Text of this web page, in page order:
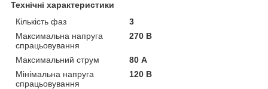
Технічні характеристики
Кількість фаз
3
Максимальна напруга
спрацьовування
270 В
Максимальний струм
80 А
Мінімальна напруга
спрацьовування
120 В